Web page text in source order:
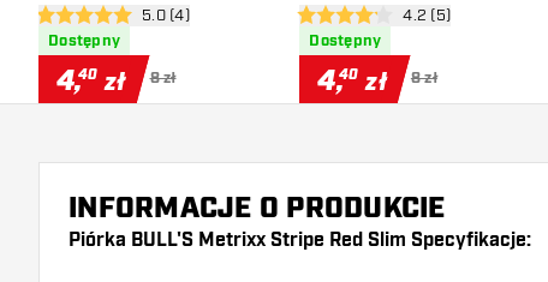
otwórz panel recenzji
5 gwiazdki oceny5.0 (4)
Dostępny
4,40 zł 8 zł
otwórz panel recenzji
4.2 gwiazdki oceny
4.2 (5)
Dostępny
4,40 zł 8 zł
INFORMACJE O PRODUKCIE
Piórka BULL'S Metrixx Stripe Red Slim Specyfikacje: